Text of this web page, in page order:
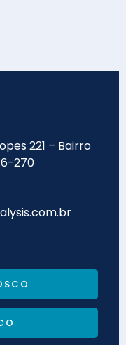
221 – Bairro
270